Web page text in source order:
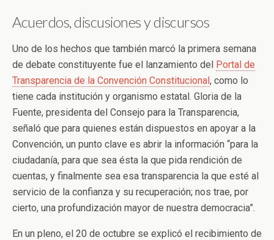
Acuerdos, discusiones y discursos
Uno de los hechos que también marcó la primera semana
de debate constituyente fue el lanzamiento del Portal de
Transparencia de la Convención Constitucional, como lo
tiene cada institución y organismo estatal. Gloria de la
Fuente, presidenta del Consejo para la Transparencia,
señaló que para quienes están dispuestos en apoyar a la
Convención, un punto clave es abrir la información “para la
ciudadanía, para que sea ésta la que pida rendición de
cuentas, y finalmente sea esa transparencia la que esté al
servicio de la confianza y su recuperación; nos trae, por
cierto, una profundización mayor de nuestra democracia”.
En un pleno, el 20 de octubre se explicó el recibimiento de